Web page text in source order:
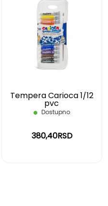
Tempera Carioca 1/12
pvc
Dostupno
380,40RSD